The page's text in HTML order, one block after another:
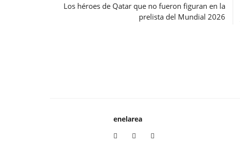
Los héroes de Qatar que no fueron figuran en la
prelista del Mundial 2026
enelarea